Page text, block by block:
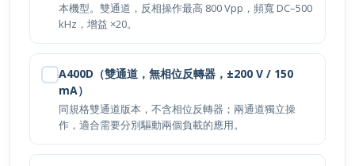
本機型。雙通道，反相操作最高 800 Vpp，頻寬 DC–500
kHz，增益 ×20。
A400D（雙通道，無相位反轉器，±200 V / 150
mA）
同規格雙通道版本，不含相位反轉器；兩通道獨立操
作，適合需要分別驅動兩個負載的應用。